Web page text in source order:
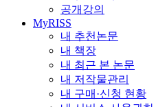
공개강의
MyRISS
내 추천논문
내 책장
내 최근 본 논문
내 저작물관리
내 구매·신청 현황